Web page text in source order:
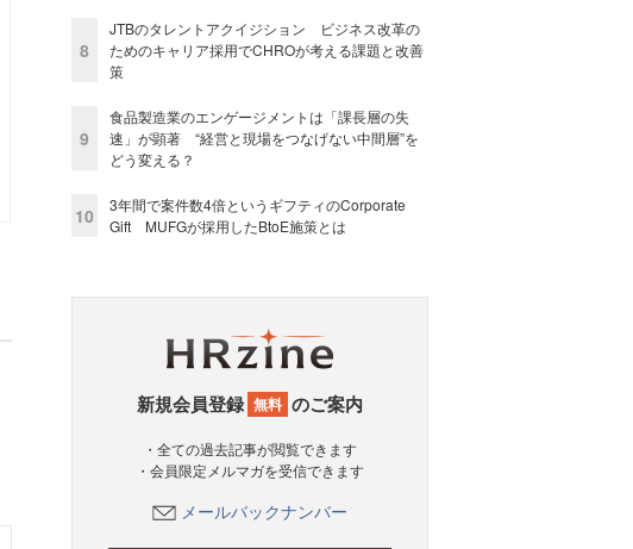
8
JTBのタレントアクイジション ビジネス改革の
ためのキャリア採用でCHROが考える課題と改善
策
9
食品製造業のエンゲージメントは「課長層の失
速」が顕著 “経営と現場をつなげない中間層”を
どう変える？
10
3年間で案件数4倍というギフティのCorporate
Gift MUFGが採用したBtoE施策とは
新規会員登録 無料 のご案内
・全ての過去記事が閲覧できます
・会員限定メルマガを受信できます
メールバックナンバー